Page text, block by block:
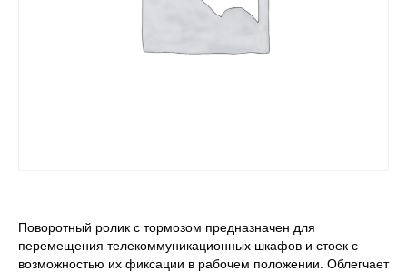
Поворотный ролик с тормозом предназначен для
перемещения телекоммуникационных шкафов и стоек с
возможностью их фиксации в рабочем положении. Облегчает